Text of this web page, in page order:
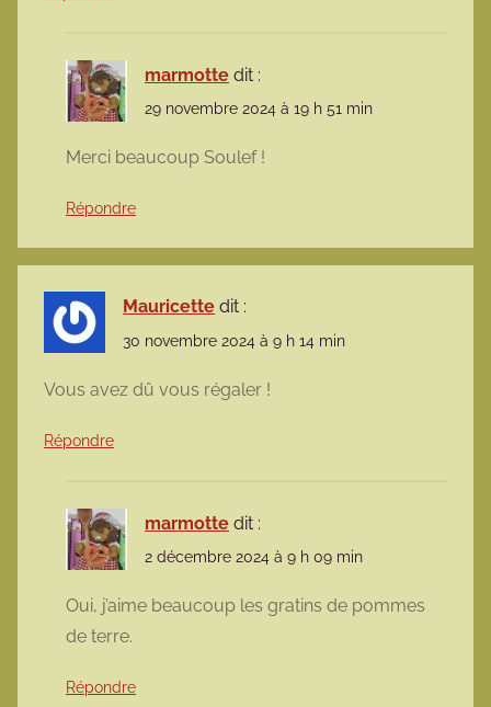
marmotte dit :
29 novembre 2024 à 19 h 51 min
Merci beaucoup Soulef !
Répondre
Mauricette dit :
30 novembre 2024 à 9 h 14 min
Vous avez dû vous régaler !
Répondre
marmotte dit :
2 décembre 2024 à 9 h 09 min
Oui, j’aime beaucoup les gratins de pommes
de terre.
Répondre